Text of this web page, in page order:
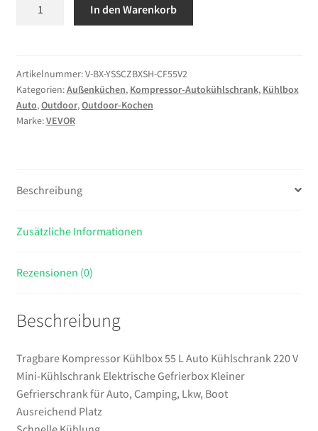
55
L
Auto
Kühlschrank
Kühlschrank
Gefrierbox
Gefrierschrank
Camping,
Boot
Menge
In den Warenkorb
Artikelnummer:V-BX-YSSCZBXSH-CF55V2
Kategorien:Außenküchen, Kompressor-Autokühlschrank, Kühlbox
Auto,Outdoor,Outdoor-Kochen
Marke:VEVOR
Beschreibung
Zusätzliche Informationen
Rezensionen (0)
Beschreibung
Tragbare Kompressor Kühlbox 55 L Auto Kühlschrank 220 V
Mini-Kühlschrank Elektrische Gefrierbox Kleiner
Gefrierschrank für Auto, Camping, Lkw, Boot
Ausreichend Platz